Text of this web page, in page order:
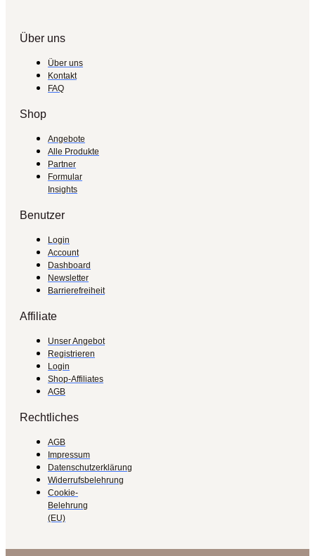
Über uns
Über uns
Kontakt
FAQ
Shop
Angebote
Alle Produkte
Partner
Formular
Insights
Benutzer
Login
Account
Dashboard
Newsletter
Barrierefreiheit
Affiliate
Unser Angebot
Registrieren
Login
Shop-Affiliates
AGB
Rechtliches
AGB
Impressum
Datenschutzerklärung
Widerrufsbelehrung
Cookie-
Belehrung
(EU)